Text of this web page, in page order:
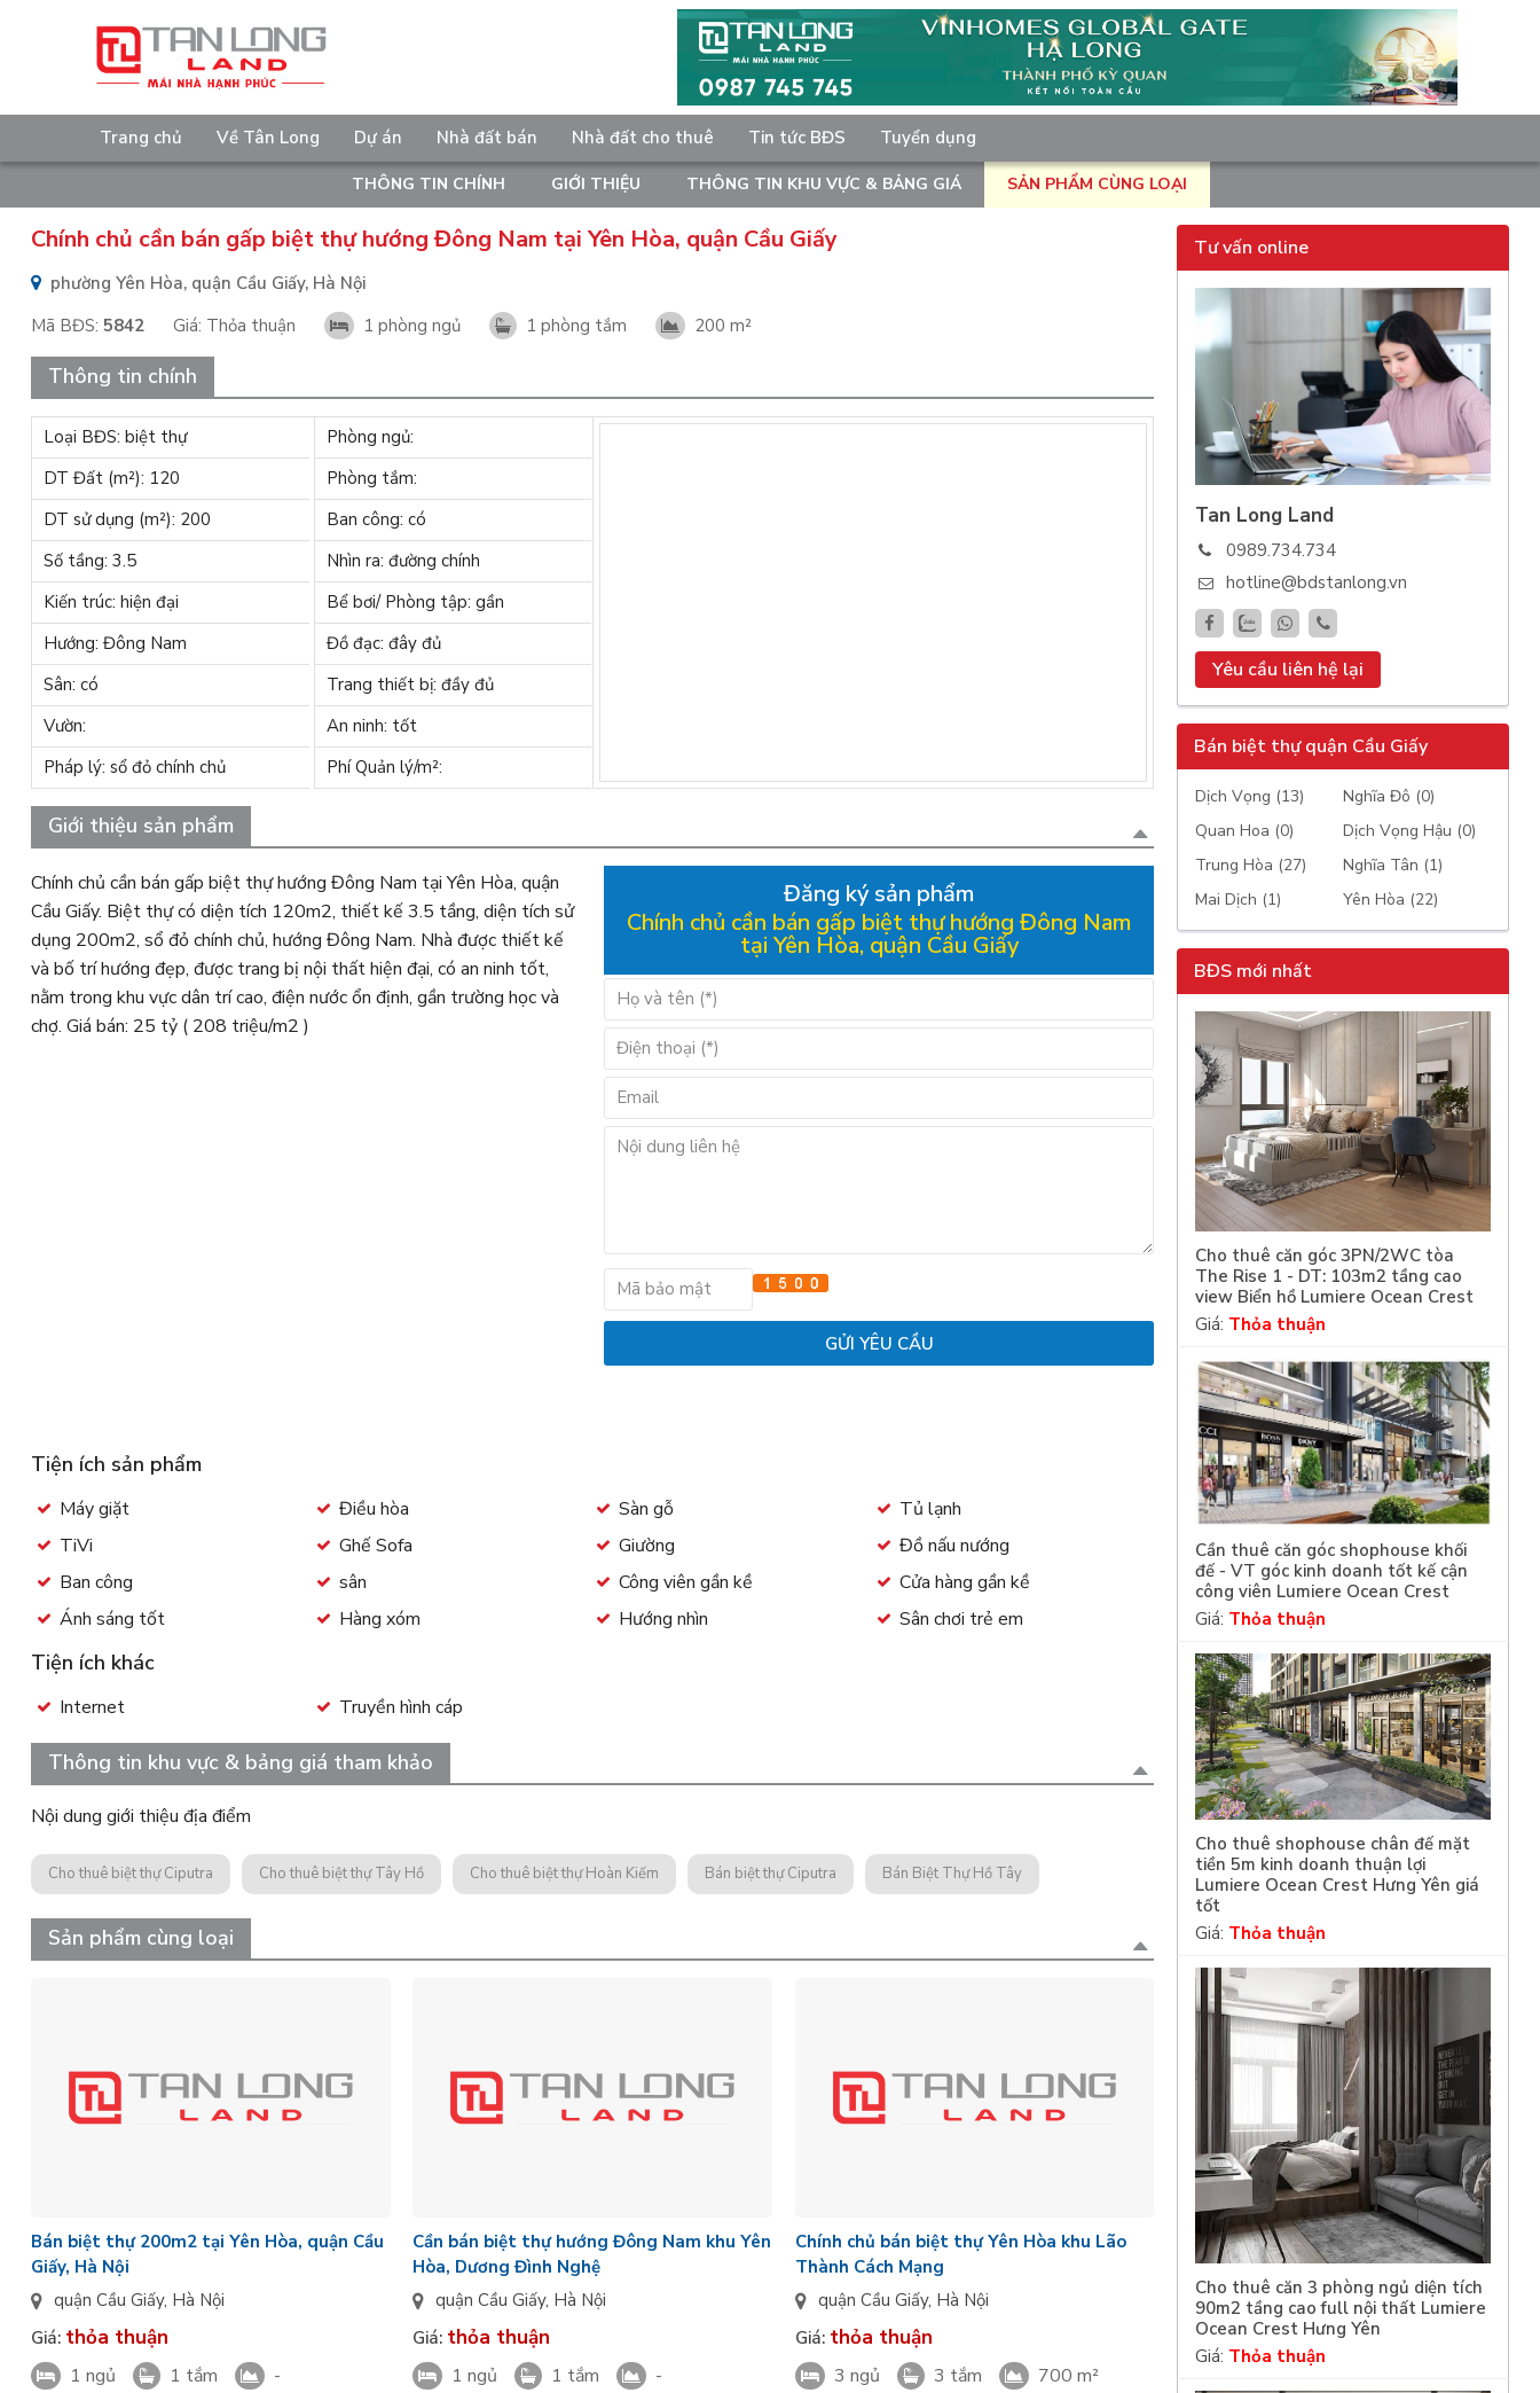
Trang chủ Về Tân Long Dự án Nhà đất bán Nhà đất cho thuê Tin tức BĐS Tuyển dụng
THÔNG TIN CHÍNH GIỚI THIỆU THÔNG TIN KHU VỰC & BẢNG GIÁ SẢN PHẨM CÙNG LOẠI
Chính chủ cần bán gấp biệt thự hướng Đông Nam tại Yên Hòa, quận Cầu Giấy
phường Yên Hòa, quận Cầu Giấy, Hà Nội
Mã BĐS: 5842 Giá: Thỏa thuận 1 phòng ngủ 1 phòng tắm 200 m²
Thông tin chính
Loại BĐS: biệt thự
Phòng ngủ:
DT Đất (m²): 120
Phòng tắm:
DT sử dụng (m²): 200
Ban công: có
Số tầng: 3.5
Nhìn ra: đường chính
Kiến trúc: hiện đại
Bể bơi/ Phòng tập: gần
Hướng: Đông Nam
Đồ đạc: đây đủ
Sân: có
Trang thiết bị: đầy đủ
Vườn:
An ninh: tốt
Pháp lý: sổ đỏ chính chủ
Phí Quản lý/m²:
Giới thiệu sản phẩm
Chính chủ cần bán gấp biệt thự hướng Đông Nam tại Yên Hòa, quận
Cầu Giấy. Biệt thự có diện tích 120m2, thiết kế 3.5 tầng, diện tích sử
dụng 200m2, sổ đỏ chính chủ, hướng Đông Nam. Nhà được thiết kế
và bố trí hướng đẹp, được trang bị nội thất hiện đại, có an ninh tốt,
nằm trong khu vực dân trí cao, điện nước ổn định, gần trường học và
chợ. Giá bán: 25 tỷ ( 208 triệu/m2 )
Đăng ký sản phẩm
Chính chủ cần bán gấp biệt thự hướng Đông Nam
tại Yên Hòa, quận Cầu Giấy
Tiện ích sản phẩm
Máy giặt Điều hòa Sàn gỗ
Tủ lạnh
TiVi
Ghế Sofa Giường
Đồ nấu nướng
Ban công
sân Công viên gần kề
Cửa hàng gần kề
Ánh sáng tốt
Hàng xóm Hướng nhìn Sân chơi trẻ em
Tiện ích khác
Internet Truyền hình cáp
Thông tin khu vực & bảng giá tham khảo
Nội dung giới thiệu địa điểm
Cho thuê biệt thự Ciputra Cho thuê biệt thự Tây Hồ Cho thuê biệt thự Hoàn Kiếm Bán biệt thự Ciputra Bán Biệt Thự Hồ Tây
Sản phẩm cùng loại
Bán biệt thự 200m2 tại Yên Hòa, quận Cầu
Giấy, Hà Nội
quận Cầu Giấy, Hà Nội
Giá: thỏa thuận
1 ngủ 1 tắm -
Cần bán biệt thự hướng Đông Nam khu Yên
Hòa, Dương Đình Nghệ
quận Cầu Giấy, Hà Nội
Giá: thỏa thuận
1 ngủ 1 tắm -
Chính chủ bán biệt thự Yên Hòa khu Lão
Thành Cách Mạng
quận Cầu Giấy, Hà Nội
Giá: thỏa thuận
3 ngủ 3 tắm 700 m²
Tư vấn online
Tan Long Land
0989.734.734
hotline@bdstanlong.vn
Yêu cầu liên hệ lại
Bán biệt thự quận Cầu Giấy
Dịch Vọng (13)
Nghĩa Đô (0)
Quan Hoa (0)
Dịch Vọng Hậu (0)
Trung Hòa (27)
Nghĩa Tân (1)
Mai Dịch (1)
Yên Hòa (22)
BĐS mới nhất
Cho thuê căn góc 3PN/2WC tòa
The Rise 1 - DT: 103m2 tầng cao
view Biển hồ Lumiere Ocean Crest
Giá: Thỏa thuận
Cần thuê căn góc shophouse khối
đế - VT góc kinh doanh tốt kế cận
công viên Lumiere Ocean Crest
Giá: Thỏa thuận
Cho thuê shophouse chân đế mặt
tiền 5m kinh doanh thuận lợi
Lumiere Ocean Crest Hưng Yên giá
tốt
Giá: Thỏa thuận
Cho thuê căn 3 phòng ngủ diện tích
90m2 tầng cao full nội thất Lumiere
Ocean Crest Hưng Yên
Giá: Thỏa thuận